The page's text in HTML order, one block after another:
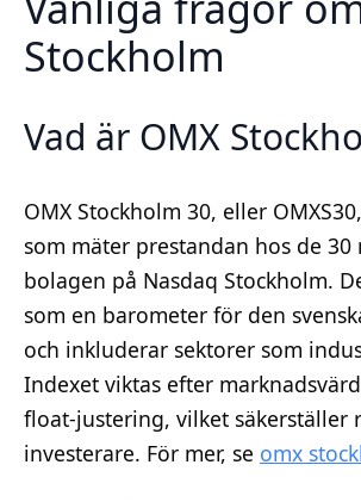
Stockholm
Vad är OMX
OMX Stockholm 30, eller
som mäter prestandan hos de 30
bolagen på Nasdaq Stockholm.
som en barometer för den
och inkluderar sektorer som
Indexet viktas efter
float-justering, vilket säkerställer
investerare. För mer, se omx